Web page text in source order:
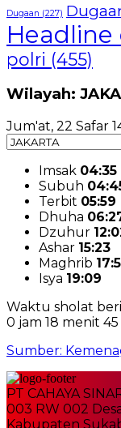
Dugaan (227)
Headline
polri (455)
Wilayah:
Jum'at, 22 Safar
Imsak 04:35
Subuh
Terbit 05:59
Dhuha
Dzuhur
Ashar 15:23
Maghrib
Isya 19:09
Waktu sholat
0 jam 18 menit
Sumber:
PT CAHAYA
003 RW 002
Kabupaten